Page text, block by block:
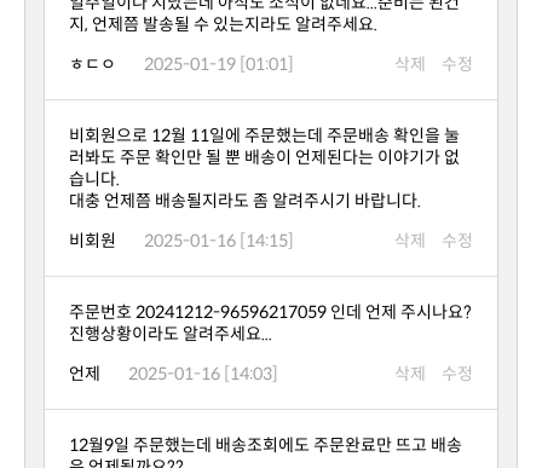
지, 언제쯤 발송될 수 있는지라도 알려주세요.
ㅎㄷㅇ
2025-01-19 [01:01] 삭제 수정
습니다.
대충 언제쯤 배송될지라도 좀 알려주시기 바랍니다.
비회원
2025-01-16 [14:15] 삭제 수정
진행상황이라도 알려주세요...
언제
2025-01-16 [14:03] 삭제 수정